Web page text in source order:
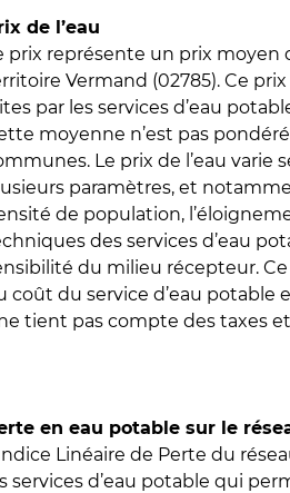
de l’eau
prix représente un prix moyen
Vermand (02785). Ce
par les services d’eau
moyenne n’est pas
Le prix de l’eau varie
paramètres, et
de population,
des services d’eau
du milieu récepteur.
coût du service d’eau potable
tient pas compte des taxes
en eau potable sur le
Linéaire de Perte du
services d’eau potable qui